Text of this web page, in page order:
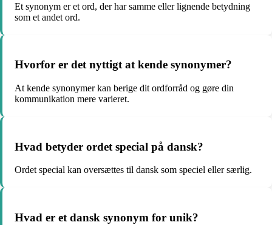
Et synonym er et ord, der har samme eller lignende betydning
som et andet ord.
Hvorfor er det nyttigt at kende synonymer?
At kende synonymer kan berige dit ordforråd og gøre din
kommunikation mere varieret.
Hvad betyder ordet special på dansk?
Ordet special kan oversættes til dansk som speciel eller særlig.
Hvad er et dansk synonym for unik?